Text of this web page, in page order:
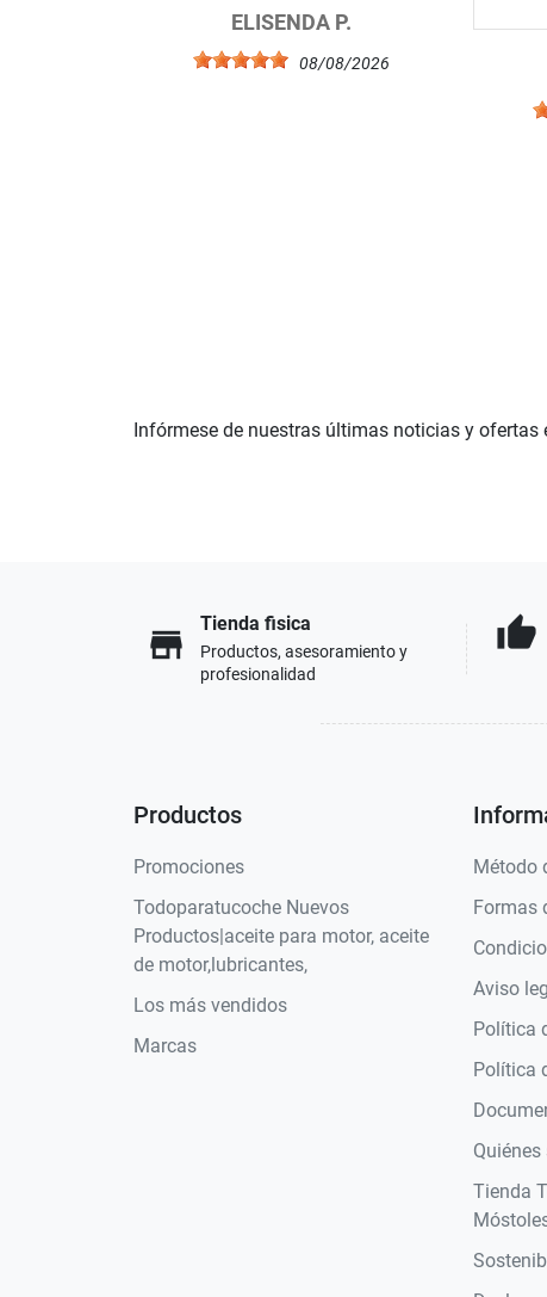
ELISENDA P.
08/08/2026
Infórmese de nuestras últimas noticias y ofertas
store
Tienda fisica
Productos, asesoramiento y
profesionalidad
thumb_up
Productos
Promociones
Todoparatucoche Nuevos
Productos|aceite para motor, aceite
de motor,lubricantes,
Los más vendidos
Marcas
Método
Formas
Aviso
Política
Política
Tienda